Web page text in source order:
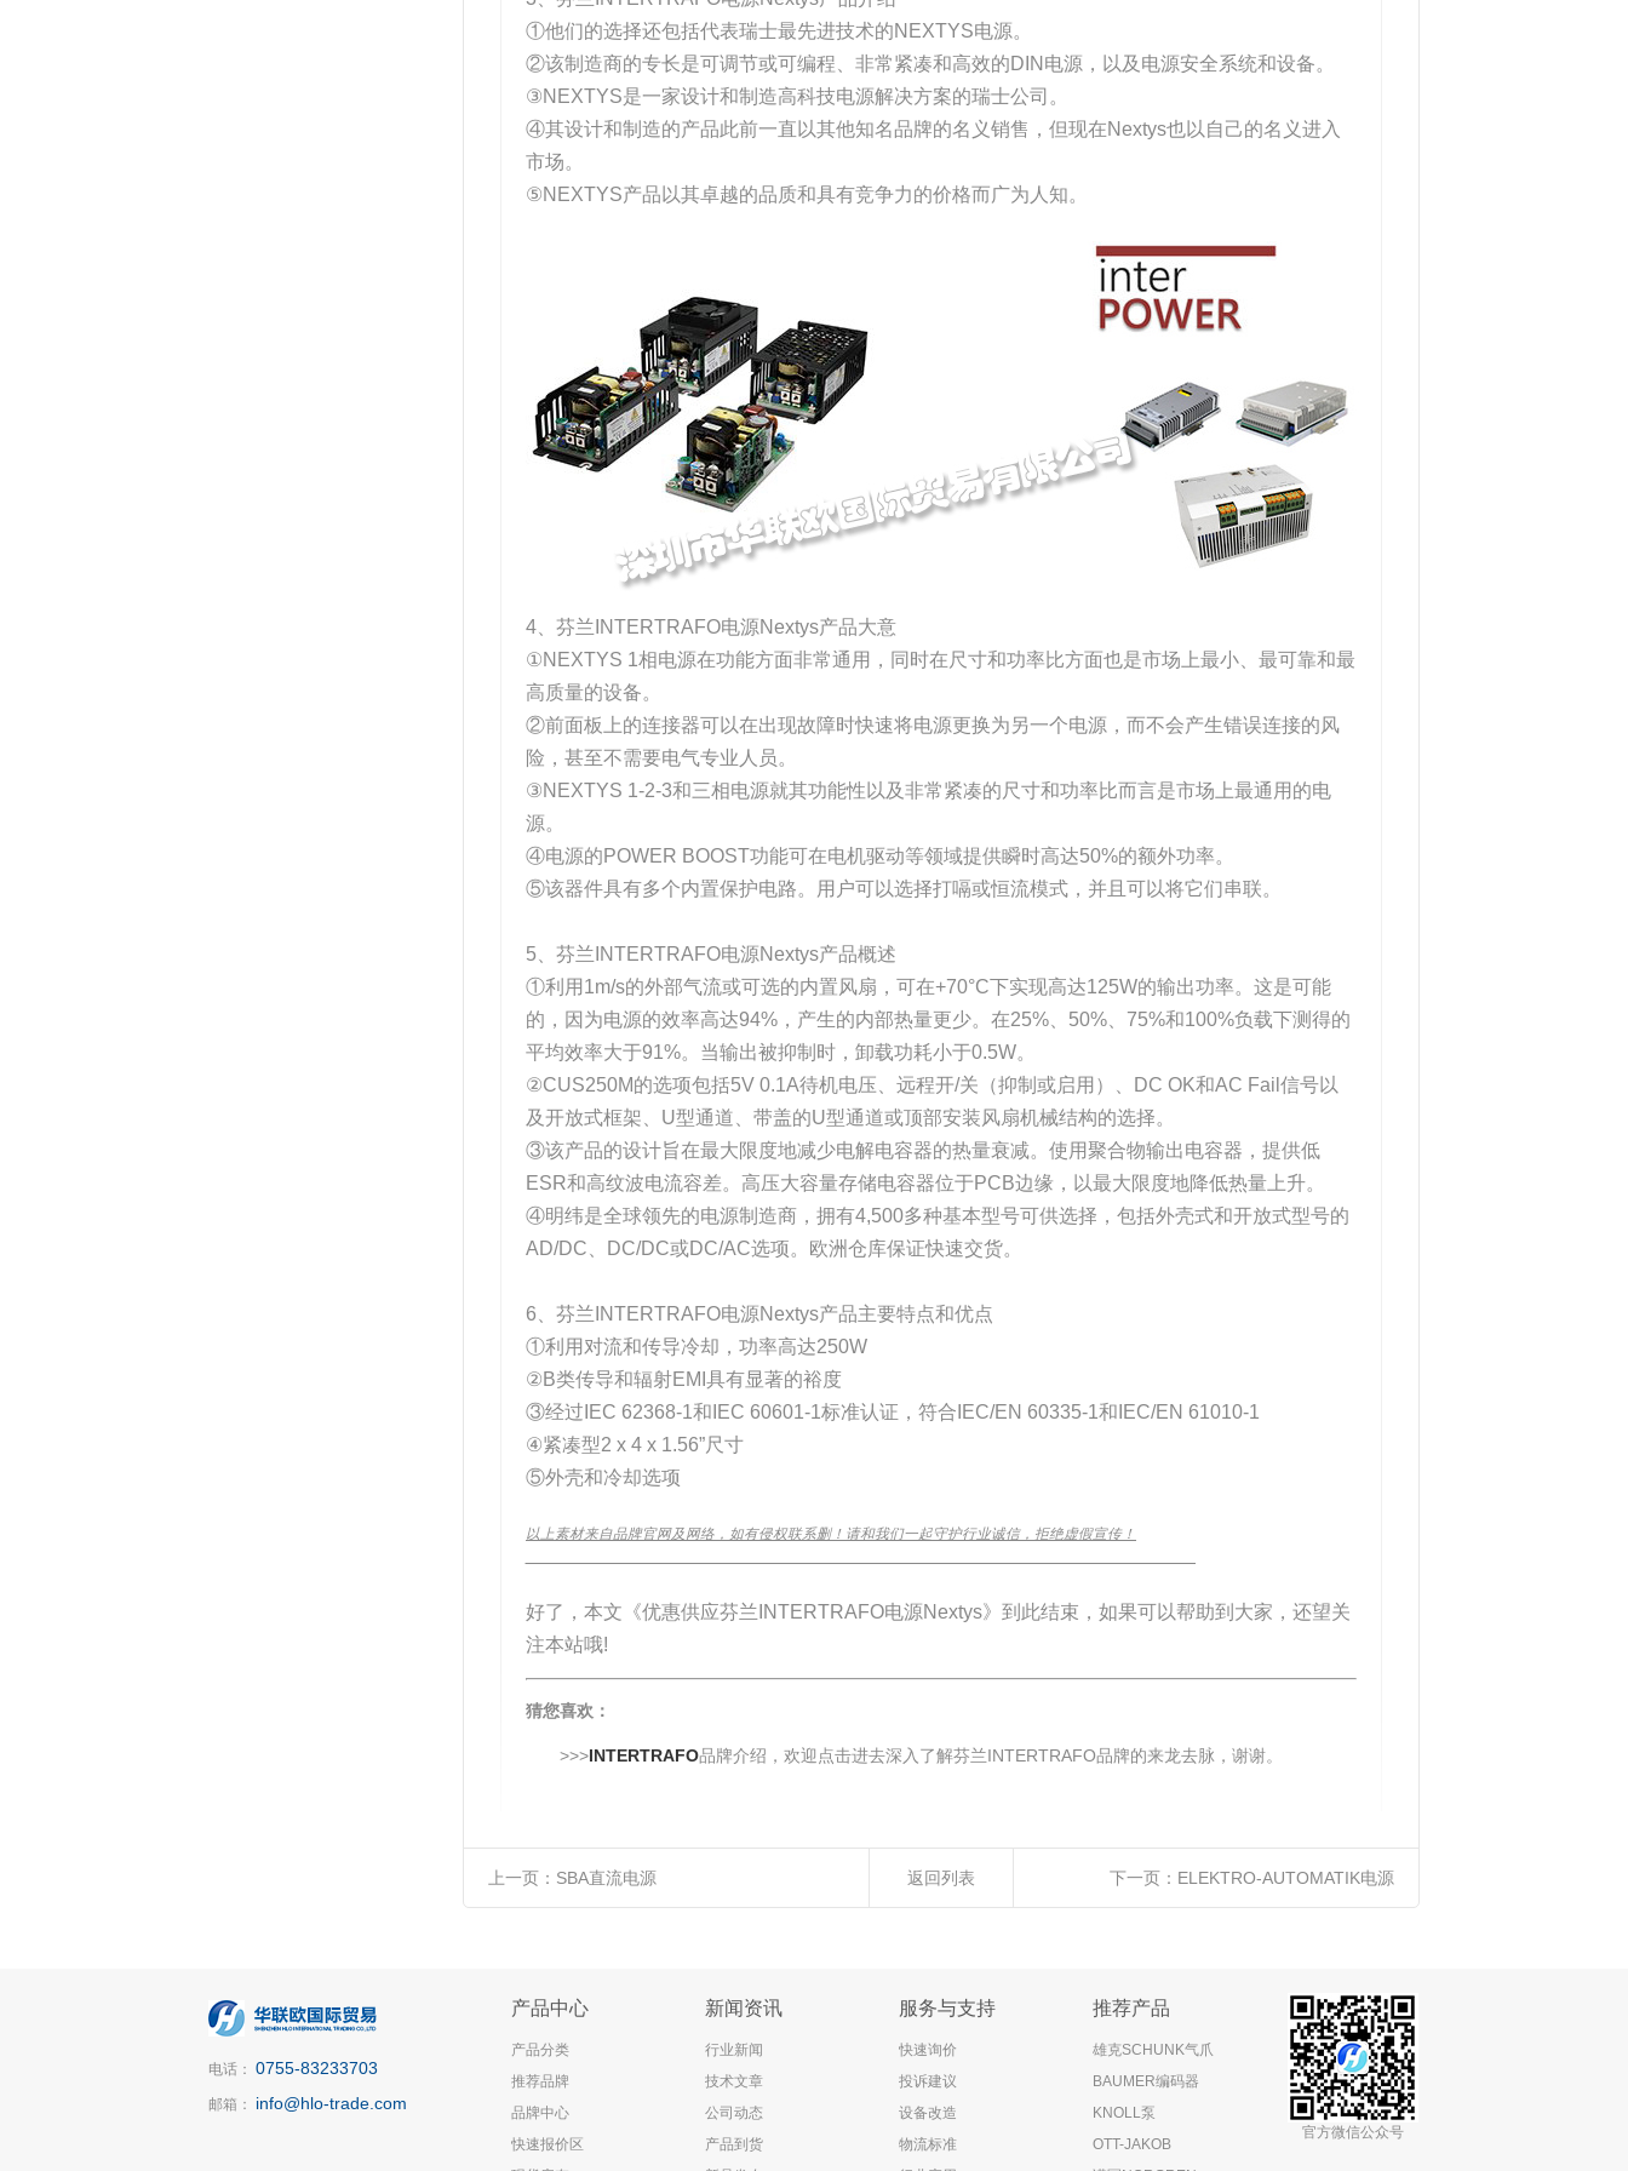
①他们的选择还包括代表瑞士最先进技术的NEXTYS电源。
②该制造商的专长是可调节或可编程、非常紧凑和高效的DIN电源，以及电源安全系统和设备。
③NEXTYS是一家设计和制造高科技电源解决方案的瑞士公司。
④其设计和制造的产品此前一直以其他知名品牌的名义销售，但现在Nextys也以自己的名义进入
市场。
⑤NEXTYS产品以其卓越的品质和具有竞争力的价格而广为人知。
4、芬兰INTERTRAFO电源Nextys产品大意
①NEXTYS 1相电源在功能方面非常通用，同时在尺寸和功率比方面也是市场上最小、最可靠和最
高质量的设备。
②前面板上的连接器可以在出现故障时快速将电源更换为另一个电源，而不会产生错误连接的风
险，甚至不需要电气专业人员。
③NEXTYS 1-2-3和三相电源就其功能性以及非常紧凑的尺寸和功率比而言是市场上最通用的电
源。
④电源的POWER BOOST功能可在电机驱动等领域提供瞬时高达50%的额外功率。
⑤该器件具有多个内置保护电路。用户可以选择打嗝或恒流模式，并且可以将它们串联。
5、芬兰INTERTRAFO电源Nextys产品概述
①利用1m/s的外部气流或可选的内置风扇，可在+70°C下实现高达125W的输出功率。这是可能
的，因为电源的效率高达94%，产生的内部热量更少。在25%、50%、75%和100%负载下测得的
平均效率大于91%。当输出被抑制时，卸载功耗小于0.5W。
②CUS250M的选项包括5V 0.1A待机电压、远程开/关（抑制或启用）、DC OK和AC Fail信号以
及开放式框架、U型通道、带盖的U型通道或顶部安装风扇机械结构的选择。
③该产品的设计旨在最大限度地减少电解电容器的热量衰减。使用聚合物输出电容器，提供低
ESR和高纹波电流容差。高压大容量存储电容器位于PCB边缘，以最大限度地降低热量上升。
④明纬是全球领先的电源制造商，拥有4,500多种基本型号可供选择，包括外壳式和开放式型号的
AD/DC、DC/DC或DC/AC选项。欧洲仓库保证快速交货。
6、芬兰INTERTRAFO电源Nextys产品主要特点和优点
①利用对流和传导冷却，功率高达250W
②B类传导和辐射EMI具有显著的裕度
③经过IEC 62368-1和IEC 60601-1标准认证，符合IEC/EN 60335-1和IEC/EN 61010-1
④紧凑型2 x 4 x 1.56”尺寸
⑤外壳和冷却选项
以上素材来自品牌官网及网络，如有侵权联系删！请和我们一起守护行业诚信，拒绝虚假宣传！
好了，本文《优惠供应芬兰INTERTRAFO电源Nextys》到此结束，如果可以帮助到大家，还望关
注本站哦!
猜您喜欢：
>>>INTERTRAFO品牌介绍，欢迎点击进去深入了解芬兰INTERTRAFO品牌的来龙去脉，谢谢。
上一页： SBA直流电源 返回列表 下一页： ELEKTRO-AUTOMATIK电源
电话： 0755-83233703
邮箱： info@hlo-trade.com
产品中心
产品分类
推荐品牌
品牌中心
快速报价区
新闻资讯
行业新闻
技术文章
公司动态
产品到货
服务与支持
快速询价
投诉建议
设备改造
物流标准
推荐产品
雄克SCHUNK气爪
BAUMER编码器
KNOLL泵
OTT-JAKOB
官方微信公众号